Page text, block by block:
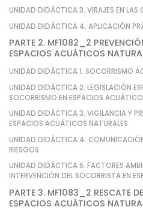
UNIDAD DIDÁCTICA 3. VIRAJES EN LAS
UNIDAD DIDÁCTICA 4. APLICACIÓN
PARTE 2. MF1082_2
ESPACIOS ACUÁTICOS
UNIDAD DIDÁCTICA 1. SOCORRISMO
UNIDAD DIDÁCTICA 2. LEGISLACIÓN
SOCORRISMO EN ESPACIOS
UNIDAD DIDÁCTICA 3. VIGILANCIA Y
ESPACIOS ACUÁTICOS NATURALES
UNIDAD DIDÁCTICA 4.
RIESGOS
UNIDAD DIDÁCTICA 5. FACTORES
INTERVENCIÓN DEL SOCORRISTA EN
PARTE 3. MF1083_2 RESCATE
ESPACIOS ACUÁTICOS